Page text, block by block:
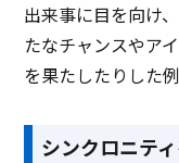
出来事に目を向け
たなチャンスやア
を果たしたりした
シンクロニテ